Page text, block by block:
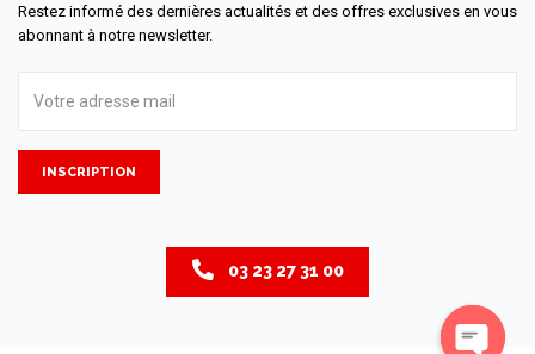
Restez informé des dernières actualités et des offres exclusives en vous
abonnant à notre newsletter.
INSCRIPTION
03 23 27 31 00